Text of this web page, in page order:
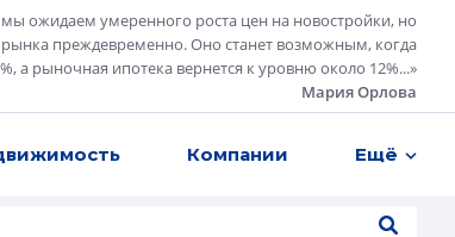
ожидаем умеренного роста цен на новостройки, но
преждевременно. Оно станет возможным, когда
а рыночная ипотека вернется к уровню около 12%...»
Мария Орлова
Компании Ещё